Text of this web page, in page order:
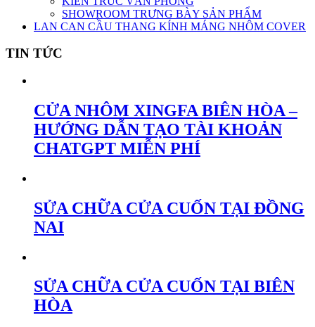
SHOWROOM TRƯNG BÀY SẢN PHẨM
LAN CAN CẦU THANG KÍNH MÁNG NHÔM COVER
TIN TỨC
CỬA NHÔM XINGFA BIÊN HÒA –
HƯỚNG DẪN TẠO TÀI KHOẢN
CHATGPT MIỄN PHÍ
SỬA CHỮA CỬA CUỐN TẠI ĐỒNG
NAI
SỬA CHỮA CỬA CUỐN TẠI BIÊN
HÒA